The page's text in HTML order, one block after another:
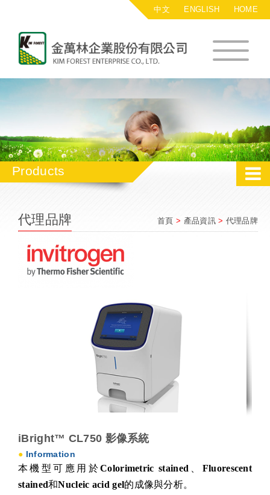
中文 ENGLISH HOME
金萬林
Products
代理品牌 首頁 > 產品資訊> 代理品牌
iBright™ CL750 影像系統
● Information
本機型可應用於Colorimetric stained
Fluorescent
stained和Nucleic acid gel的成像與分析。